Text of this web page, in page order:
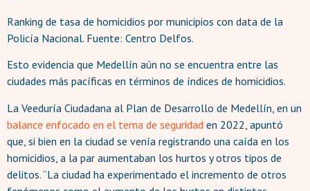
Ranking de tasa de homicidios por municipios con data de la
Policía Nacional. Fuente: Centro Delfos.
Esto evidencia que Medellín aún no se encuentra entre las
ciudades más pacíficas en términos de índices de homicidios.
La Veeduría Ciudadana al Plan de Desarrollo de Medellín, en un
balance enfocado en el tema de seguridad en 2022, apuntó
que, si bien en la ciudad se venía registrando una caída en los
homicidios, a la par aumentaban los hurtos y otros tipos de
delitos. “La ciudad ha experimentado el incremento de otros